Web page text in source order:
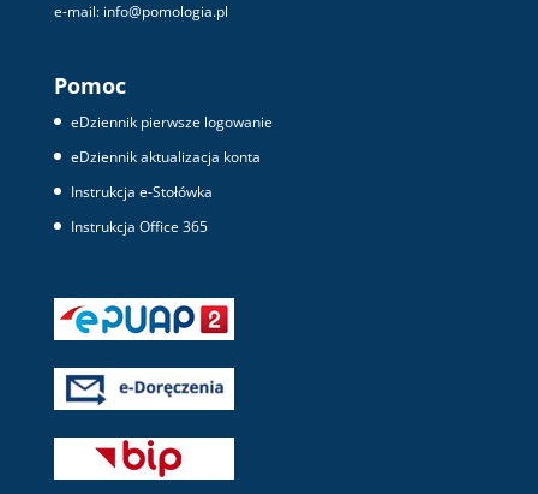
e-mail: info@pomologia.pl
Pomoc
eDziennik pierwsze logowanie
eDziennik aktualizacja konta
Instrukcja e-Stołówka
Instrukcja Office 365